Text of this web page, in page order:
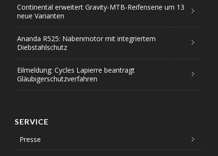
Continental erweitert Gravity-MTB-Reifenserie um 13
neue Varianten
Ananda R525: Nabenmotor mit integriertem
Diebstahlschutz
Eilmeldung: Cycles Lapierre beantragt
Gläubigerschutzverfahren
SERVICE
Presse